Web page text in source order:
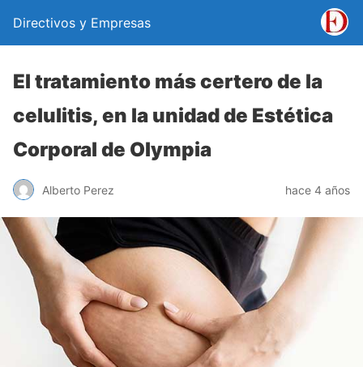
Directivos y Empresas
El tratamiento más certero de la
celulitis, en la unidad de Estética
Corporal de Olympia
Alberto Perez hace 4 años